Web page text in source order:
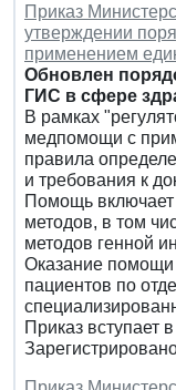
Приказ
утверждении
применением
Обновлен
ГИС в сфере
В рамках
медпомощи с
правила
и требования к
Помощь
методов, в том
методов генной
Оказание помощи
пациентов по
Приказ вступает